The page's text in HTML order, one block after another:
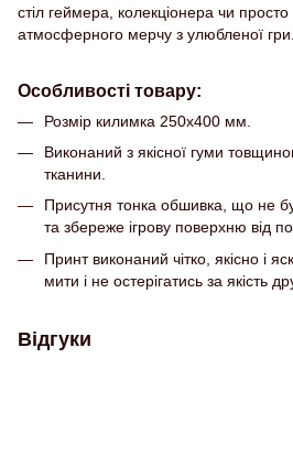
стіл геймера, колекціонера чи просто
атмосферного мерчу з улюбленої гри.
Особливості товару:
Розмір килимка 250х400 мм.
Виконаний з якісної гуми
тканини.
Присутня тонка обшивка, що не
та збереже ігрову поверхню від
Принт виконаний чітко, якісно і
мити і не остерігатись за якість
Відгуки